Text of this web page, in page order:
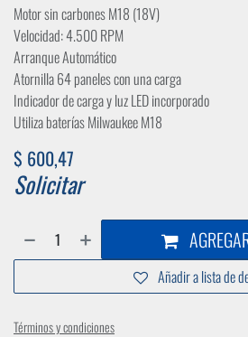
Motor sin carbones M18 (18V)
Velocidad: 4.500 RPM
Arranque Automático
Atornilla 64 paneles con una carga
Indicador de carga y luz LED incorporado
Utiliza baterías Milwaukee M18
$ 600,47
Solicitar
Añadir a lista de
Términos y condiciones